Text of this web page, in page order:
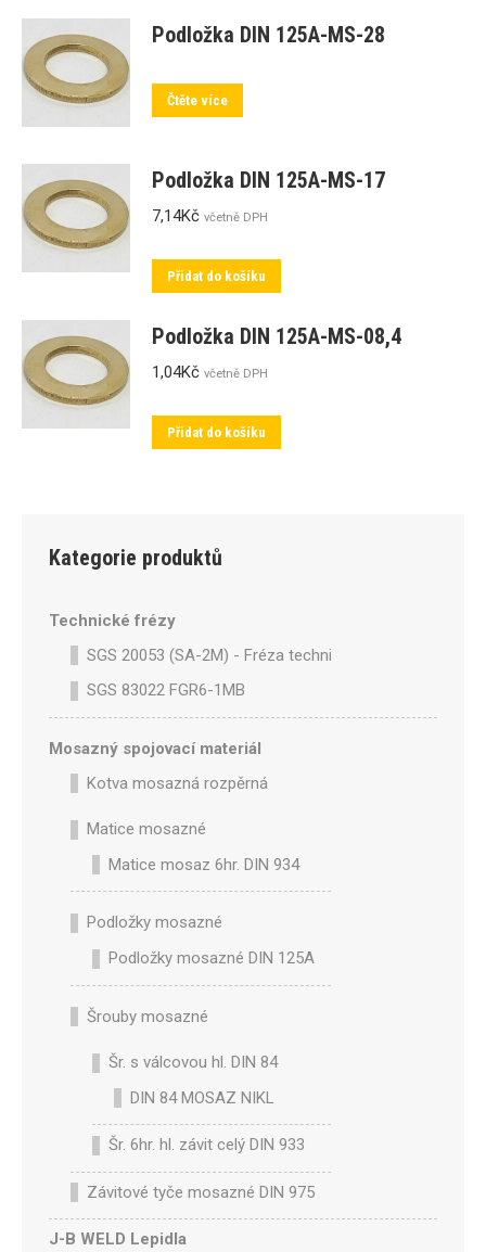
Podložka DIN 125A-MS-28
Čtěte více
Podložka DIN 125A-MS-17
7,14Kč včetně DPH
Přidat do košíku
Podložka DIN 125A-MS-08,4
1,04Kč včetně DPH
Přidat do košíku
Kategorie produktů
Technické frézy
SGS 20053 (SA-2M) - Fréza technická SA-2M válcová
SGS 83022 FGR6-1MB
Mosazný spojovací materiál
Kotva mosazná rozpěrná
Matice mosazné
Matice mosaz 6hr. DIN 934
Podložky mosazné
Podložky mosazné DIN 125A
Šrouby mosazné
Šr. s válcovou hl. DIN 84
DIN 84 MOSAZ NIKL
Šr. 6hr. hl. závit celý DIN 933
Závitové tyče mosazné DIN 975
J-B WELD Lepidla